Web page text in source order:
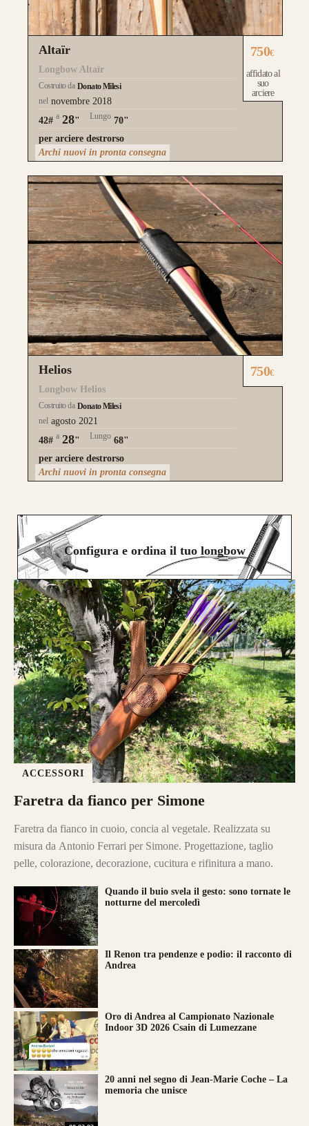
Altaïr
Longbow Altaïr
Costruito da Donato Milesi
nel novembre 2018
42# a 28" Lungo 70"
per arciere destrorso
750€
affidato al
suo
arciere
Archi nuovi in pronta consegna
Helios
Longbow Helios
Costruito da Donato Milesi
nel agosto 2021
48# a 28" Lungo 68"
per arciere destrorso
750€
Archi nuovi in pronta consegna
Configura e ordina il tuo longbow
ACCESSORI
Faretra da fianco per Simone
Faretra da fianco in cuoio, concia al vegetale. Realizzata su
misura da Antonio Ferrari per Simone. Progettazione, taglio
pelle, colorazione, decorazione, cucitura e rifinitura a mano.
Quando il buio svela il gesto: sono tornate le
notturne del mercoledì
Il Renon tra pendenze e podio: il racconto di
Andrea
Oro di Andrea al Campionato Nazionale
Indoor 3D 2026 Csain di Lumezzane
20 anni nel segno di Jean-Marie Coche – La
memoria che unisce